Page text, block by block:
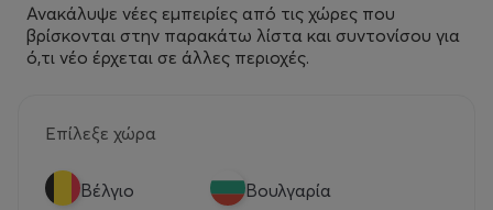
Ανακάλυψε νέες εμπειρίες από τις χώρες που
βρίσκονται στην παρακάτω λίστα και συντονίσου για
ό,τι νέο έρχεται σε άλλες περιοχές.
Επίλεξε χώρα
Βέλγιο Βουλγαρία